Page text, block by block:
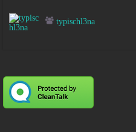
typischl3na